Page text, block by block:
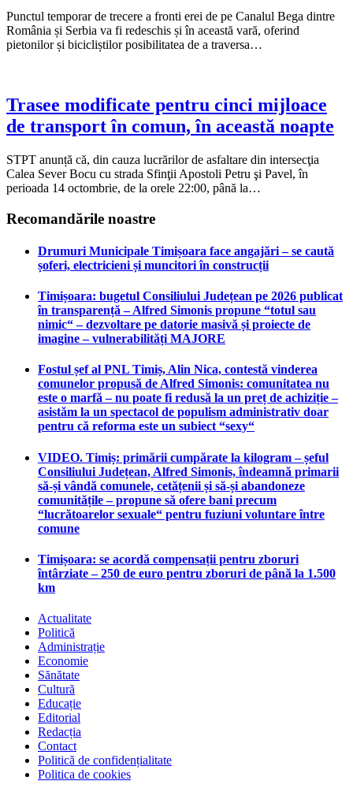
Punctul temporar de trecere a fronti erei de pe Canalul Bega dintre
România și Serbia va fi redeschis și în această vară, oferind
pietonilor și bicicliștilor posibilitatea de a traversa…
Trasee modificate pentru cinci mijloace
de transport în comun, în această noapte
STPT anunță că, din cauza lucrărilor de asfaltare din intersecţia
Calea Sever Bocu cu strada Sfinţii Apostoli Petru şi Pavel, în
perioada 14 octombrie, de la orele 22:00, până la…
Recomandările noastre
Drumuri Municipale Timișoara face angajări – se caută
șoferi, electricieni și muncitori în construcții
Timișoara: bugetul Consiliului Județean pe 2026 publicat
în transparență – Alfred Simonis propune “totul sau
nimic“ – dezvoltare pe datorie masivă și proiecte de
imagine – vulnerabilități MAJORE
Fostul șef al PNL Timiș, Alin Nica, contestă vinderea
comunelor propusă de Alfred Simonis: comunitatea nu
este o marfă – nu poate fi redusă la un preț de achiziție –
asistăm la un spectacol de populism administrativ doar
pentru că reforma este un subiect “sexy“
VIDEO. Timiș: primării cumpărate la kilogram – șeful
Consiliului Județean, Alfred Simonis, îndeamnă primarii
să-și vândă comunele, cetățenii și să-și abandoneze
comunitățile – propune să ofere bani precum
“lucrătoarelor sexuale“ pentru fuziuni voluntare între
comune
Timișoara: se acordă compensații pentru zboruri
întârziate – 250 de euro pentru zboruri de până la 1.500
km
Actualitate
Politică
Administrație
Economie
Sănătate
Cultură
Educație
Editorial
Redacția
Contact
Politică de confidențialitate
Politica de cookies